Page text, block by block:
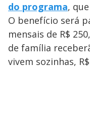
do programa,
O benefício será
mensais de R$
de família
vivem sozinhas,